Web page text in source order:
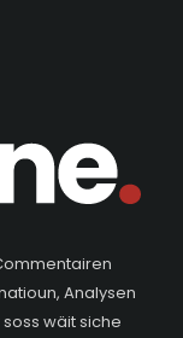
Analysen
wäit siche